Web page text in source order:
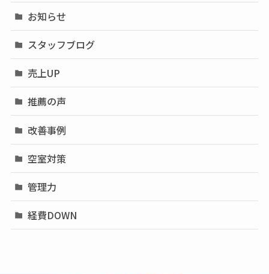
お知らせ
スタッフブログ
売上UP
推薦の声
改善事例
空室対策
管理力
経費DOWN